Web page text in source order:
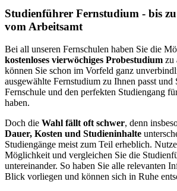
Studienführer Fernstudium - bis
vom Arbeitsamt
Bei all unseren Fernschulen haben Sie die
kostenloses vierwöchiges Probestudium zu
können Sie schon im Vorfeld ganz
ausgewählte Fernstudium zu Ihnen passt und
Fernschule und den perfekten Studiengang
haben.
Doch die Wahl fällt oft schwer, denn
Dauer, Kosten und Studieninhalte
Studiengänge meist zum Teil erheblich.
Möglichkeit und vergleichen Sie die
untereinander. So haben Sie alle relevanten
Blick vorliegen und können sich in Ruhe